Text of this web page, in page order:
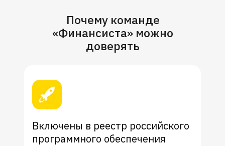
Почему команде
«Финансиста» можно
доверять
Включены в реестр российского
программного обеспечения